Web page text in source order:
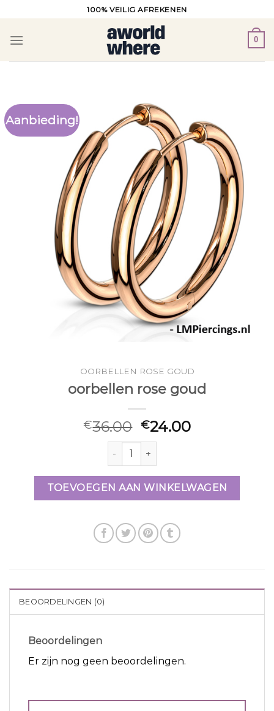
inhoud
100% VEILIG AFREKENEN
0
Aanbieding!
OORBELLEN ROSE GOUD
oorbellen rose goud
€36.00 €24.00
oorbellen rose goud aantal
TOEVOEGEN AAN WINKELWAGEN
BEOORDELINGEN (0)
Beoordelingen
Er zijn nog geen beoordelingen.